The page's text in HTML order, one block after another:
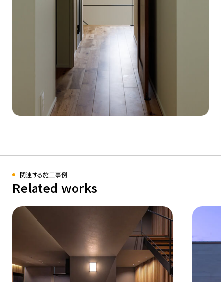
関連する施工事例
Related works